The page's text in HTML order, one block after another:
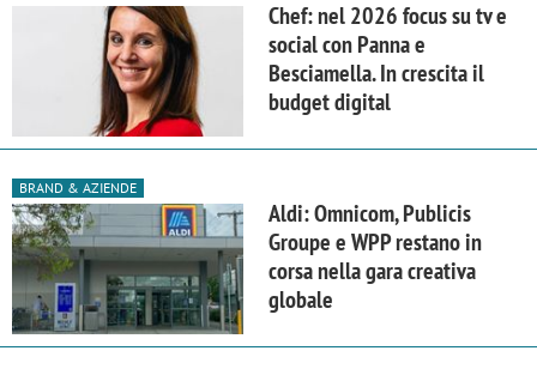
Chef: nel 2026 focus su tv e
social con Panna e
Besciamella. In crescita il
budget digital
BRAND & AZIENDE
Aldi: Omnicom, Publicis
Groupe e WPP restano in
corsa nella gara creativa
globale